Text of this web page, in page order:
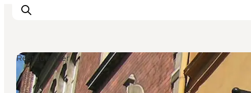
Inspirasjon
Restauranter